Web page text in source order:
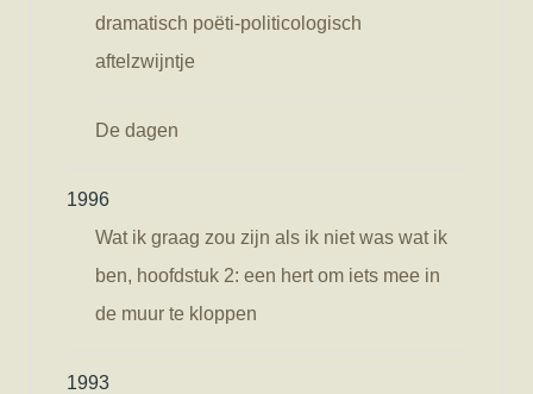
dramatisch poëti-politicologisch
aftelzwijntje
De dagen
1996
Wat ik graag zou zijn als ik niet was wat ik
ben, hoofdstuk 2: een hert om iets mee in
de muur te kloppen
1993